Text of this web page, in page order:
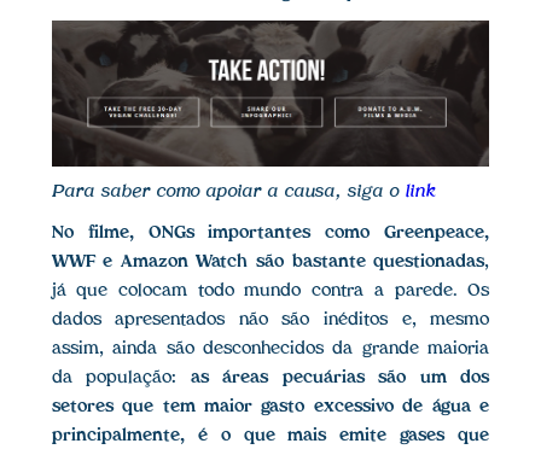
Para saber como apoiar a causa, siga o link
No filme, ONGs importantes como Greenpeace,
WWF e Amazon Watch são bastante questionadas,
já que colocam todo mundo contra a parede. Os
dados apresentados não são inéditos e, mesmo
assim, ainda são desconhecidos da grande maioria
da população: as áreas pecuárias são um dos
setores que tem maior gasto excessivo de água e
principalmente, é o que mais emite gases que